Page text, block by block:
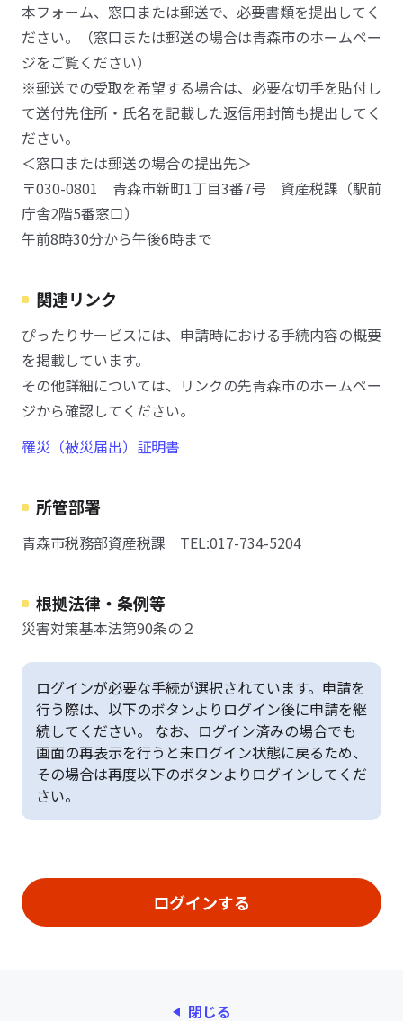
本フォーム、窓口または郵送で、必要書類を提出してく
ださい。（窓口または郵送の場合は青森市のホームペー
ジをご覧ください）
※郵送での受取を希望する場合は、必要な切手を貼付し
て送付先住所・氏名を記載した返信用封筒も提出してく
ださい。
＜窓口または郵送の場合の提出先＞
〒030-0801 青森市新町1丁目3番7号 資産税課（駅前
庁舎2階5番窓口）
午前8時30分から午後6時まで
関連リンク
ぴったりサービスには、申請時における手続内容の概要
を掲載しています。
その他詳細については、リンクの先青森市のホームペー
ジから確認してください。
罹災（被災届出）証明書
所管部署
青森市税務部資産税課 TEL:017-734-5204
根拠法律・条例等
災害対策基本法第90条の２
ログインが必要な手続が選択されています。申請を
行う際は、以下のボタンよりログイン後に申請を継
続してください。 なお、ログイン済みの場合でも
画面の再表示を行うと未ログイン状態に戻るため、
その場合は再度以下のボタンよりログインしてくだ
さい。
閉じる